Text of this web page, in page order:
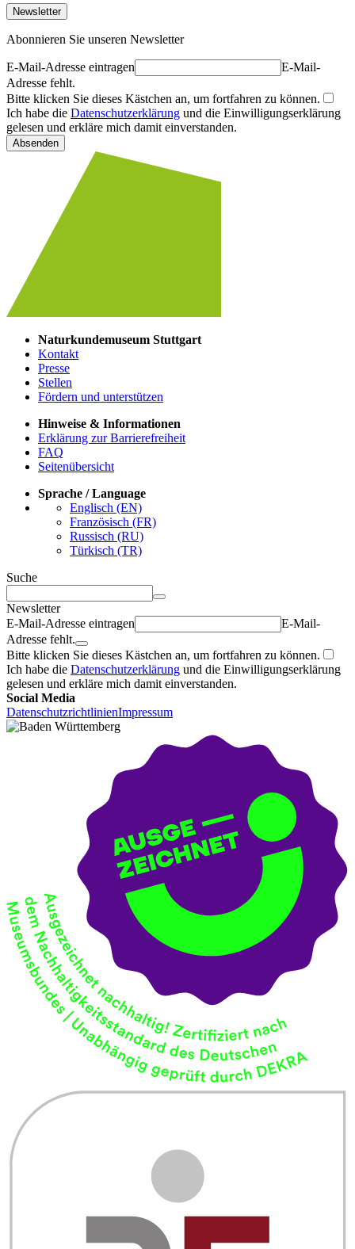
Newsletter
Abonnieren Sie unseren Newsletter
E-Mail-Adresse eintragen
E-Mail-
Adresse fehlt.
Bitte klicken Sie dieses Kästchen an, um fortfahren zu können.
Ich habe die Datenschutzerklärung und die Einwilligungserklärung
gelesen und erkläre mich damit einverstanden.
Absenden
Naturkundemuseum Stuttgart
Kontakt
Presse
Stellen
Fördern und unterstützen
Hinweise & Informationen
Erklärung zur Barrierefreiheit
FAQ
Seitenübersicht
Sprache / Language
Englisch (EN)
Französisch (FR)
Russisch (RU)
Türkisch (TR)
Suche
Newsletter
E-Mail-Adresse eintragen
E-Mail-
Adresse fehlt.
Bitte klicken Sie dieses Kästchen an, um fortfahren zu können.
Ich habe die Datenschutzerklärung und die Einwilligungserklärung
gelesen und erkläre mich damit einverstanden.
Social Media
DatenschutzrichtlinienImpressum